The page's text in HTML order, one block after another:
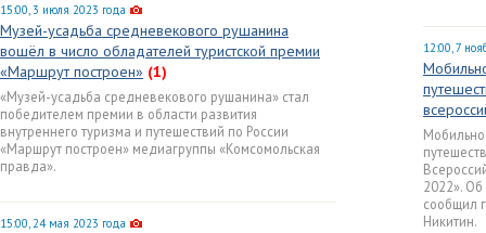
15:00, 3 июля 2023 года
Музей-усадьба средневекового рушанина
вошёл в число обладателей туристской премии
«Маршрут построен» (1)
«Музей-усадьба средневекового рушанина» стал
победителем премии в области развития
внутреннего туризма и путешествий по России
«Маршрут построен» медиагруппы «Комсомольская
правда».
15:00, 24 мая 2023 года
12:00, 7
2022». Об
сообщил
Никитин.